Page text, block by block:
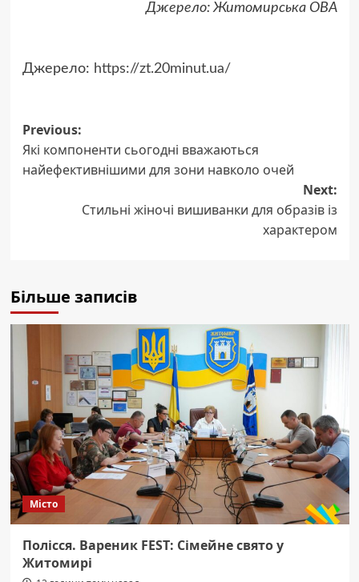
Джерело: Житомирська ОВА
Джерело: https://zt.20minut.ua/
Post
navigation
Previous:
Які компоненти сьогодні вважаються
найефективнішими для зони навколо очей
Next:
Стильні жіночі вишиванки для образів із
характером
Більше записів
Місто
Полісся. Вареник FEST: Сімейне свято у
Житомирі